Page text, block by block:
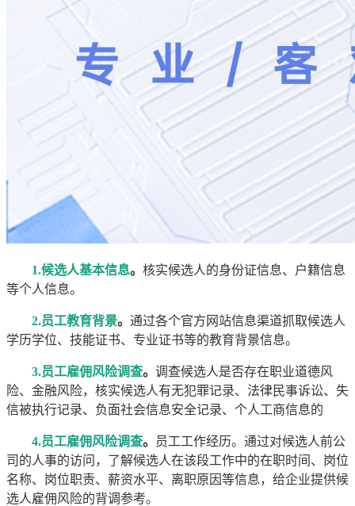
1.候选人基本信息。 核实候选人的身份证信息、户籍信息
等个人信息。
2.员工教育背景。 通过各个官方网站信息渠道抓取候选人
学历学位、技能证书、专业证书等的教育背景信息。
3.员工雇佣风险调查。 调查候选人是否存在职业道德风
险、金融风险，核实候选人有无犯罪记录、法律民事诉讼、失
信被执行记录、负面社会信息安全记录、个人工商信息的
4.员工雇佣风险调查。
员工工作经历。通过对候选人前公
司的人事的访问，了解候选人在该段工作中的在职时间、岗位
名称、岗位职责、薪资水平、离职原因等信息，给企业提供候
选人雇佣风险的背调参考。